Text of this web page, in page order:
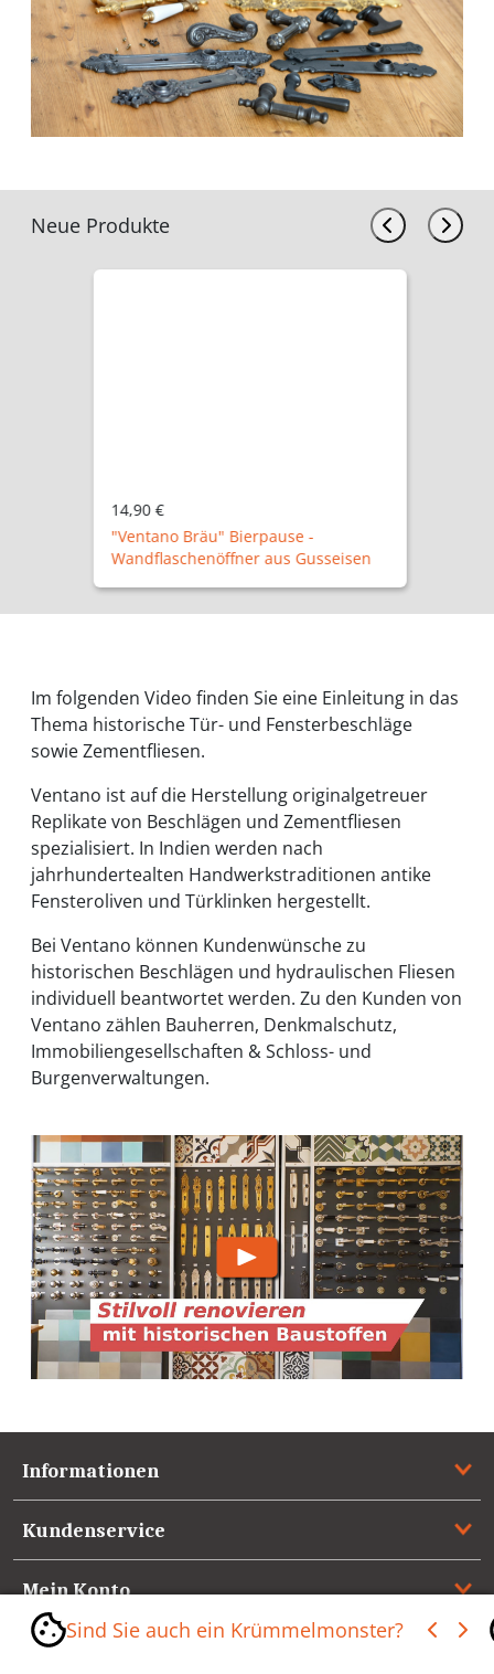
Neue Produkte
14,90 €
"Ventano Bräu" Bierpause -
Wandflaschenöffner aus Gusseisen
Im folgenden Video finden Sie eine Einleitung in das
Thema historische Tür- und Fensterbeschläge
sowie Zementfliesen.
Ventano ist auf die Herstellung originalgetreuer
Replikate von Beschlägen und Zementfliesen
spezialisiert. In Indien werden nach
jahrhundertealten Handwerkstraditionen antike
Fensteroliven und Türklinken hergestellt.
Bei Ventano können Kundenwünsche zu
historischen Beschlägen und hydraulischen Fliesen
individuell beantwortet werden. Zu den Kunden von
Ventano zählen Bauherren, Denkmalschutz,
Immobiliengesellschaften & Schloss- und
Burgenverwaltungen.
Informationen
Kundenservice
Mein Konto
Referenzen
Sind Sie auch ein Krümmelmonster?